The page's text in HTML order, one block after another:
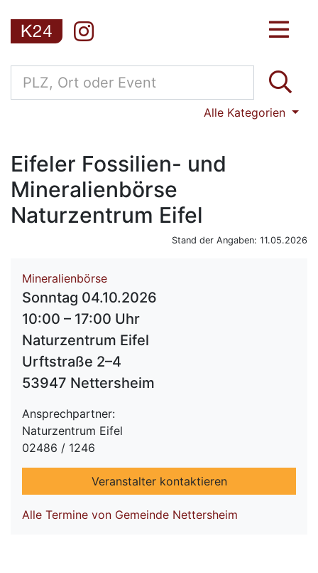
Alle Kategorien
Eifeler Fossilien- und
Mineralienbörse
Naturzentrum Eifel
Stand der Angaben: 11.05.2026
Mineralienbörse
Sonntag 04.10.2026
10:00 – 17:00 Uhr
Naturzentrum Eifel
Urftstraße 2–4
53947 Nettersheim
Ansprechpartner:
Naturzentrum Eifel
02486 / 1246
Veranstalter kontaktieren
Alle Termine von Gemeinde Nettersheim